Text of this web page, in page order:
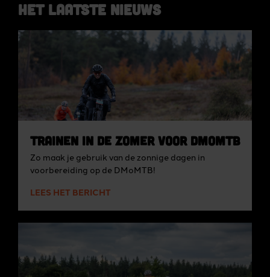
Het laatste nieuws
Trainen in de zomer voor DMoMTB
Zo maak je gebruik van de zonnige dagen in
voorbereiding op de DMoMTB!
LEES HET BERICHT